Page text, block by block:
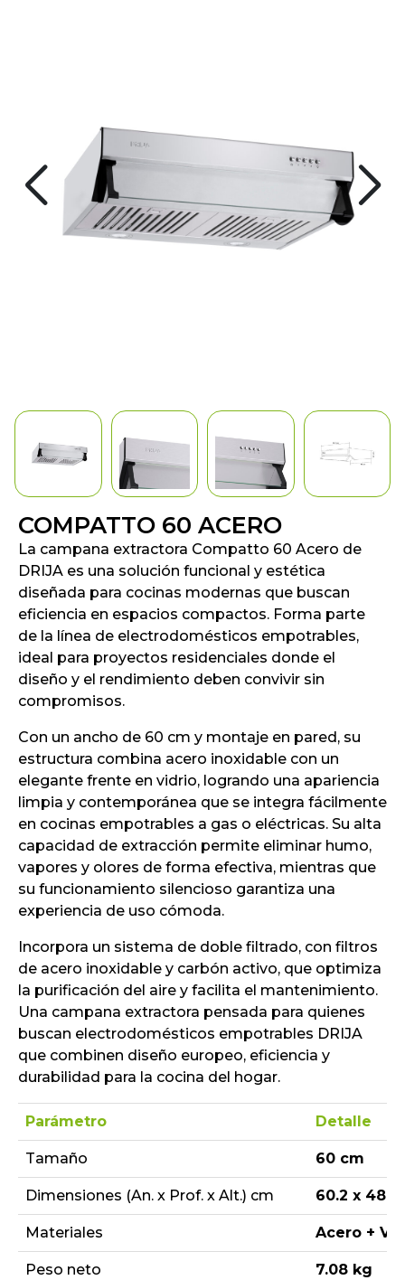
COMPATTO 60 ACERO
La campana extractora Compatto 60 Acero de
DRIJA es una solución funcional y estética
diseñada para cocinas modernas que buscan
eficiencia en espacios compactos. Forma parte
de la línea de electrodomésticos empotrables,
ideal para proyectos residenciales donde el
diseño y el rendimiento deben convivir sin
compromisos.
Con un ancho de 60 cm y montaje en pared, su
estructura combina acero inoxidable con un
elegante frente en vidrio, logrando una apariencia
limpia y contemporánea que se integra fácilmente
en cocinas empotrables a gas o eléctricas. Su alta
capacidad de extracción permite eliminar humo,
vapores y olores de forma efectiva, mientras que
su funcionamiento silencioso garantiza una
experiencia de uso cómoda.
Incorpora un sistema de doble filtrado, con filtros
de acero inoxidable y carbón activo, que optimiza
la purificación del aire y facilita el mantenimiento.
Una campana extractora pensada para quienes
buscan electrodomésticos empotrables DRIJA
que combinen diseño europeo, eficiencia y
durabilidad para la cocina del hogar.
Parámetro Detalle
Tamaño 60 cm
Dimensiones (An. x Prof. x Alt.) cm 60.2 x 48.0
Materiales Acero +
Peso neto 7.08 kg